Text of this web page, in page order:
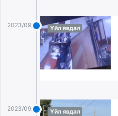
2023/09/13 Үйл явдал
2023/09/13 Үйл явдал